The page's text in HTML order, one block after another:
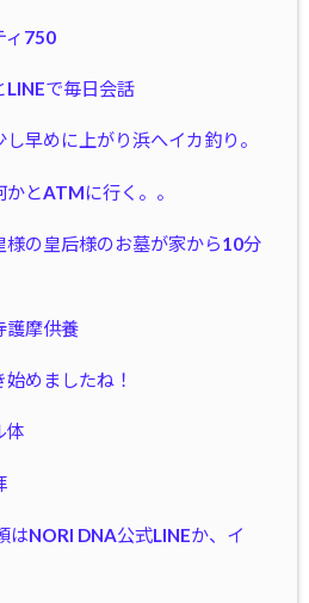
750
で毎日会話
早めに上がり浜へイカ釣り。
とATMに行く。。
の皇后様のお墓が家から10分
摩供養
めましたね！
体
はNORI DNA公式LINEか、イ